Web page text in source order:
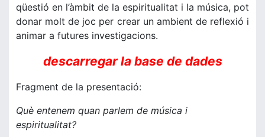
qüestió en l’àmbit de la espiritualitat i la música, pot
donar molt de joc per crear un ambient de reflexió i
animar a futures investigacions.
descarregar la base de dades
Fragment de la presentació:
Què entenem quan parlem de música i
espiritualitat?